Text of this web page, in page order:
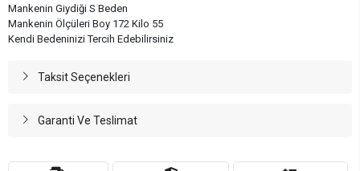
Mankenin Giydiği S Beden
Mankenin Ölçüleri Boy 172 Kilo 55
Kendi Bedeninizi Tercih Edebilirsiniz
Taksit Seçenekleri
Garanti Ve Teslimat